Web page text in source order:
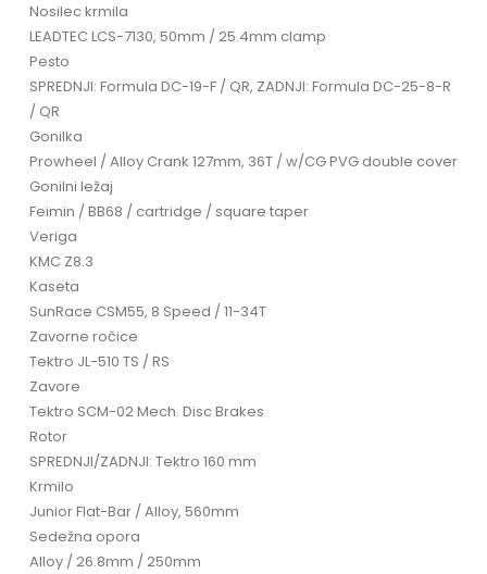
Nosilec krmila
LEADTEC LCS-7130, 50mm / 25.4mm clamp
Pesto
SPREDNJI: Formula DC-19-F / QR, ZADNJI: Formula DC-25-8-R
/ QR
Gonilka
Prowheel / Alloy Crank 127mm, 36T / w/CG PVG double cover
Gonilni ležaj
Feimin / BB68 / cartridge / square taper
Veriga
KMC Z8.3
Kaseta
SunRace CSM55, 8 Speed / 11-34T
Zavorne ročice
Tektro JL-510 TS / RS
Zavore
Tektro SCM-02 Mech. Disc Brakes
Rotor
SPREDNJI/ZADNJI: Tektro 160 mm
Krmilo
Junior Flat-Bar / Alloy, 560mm
Sedežna opora
Alloy / 26.8mm / 250mm